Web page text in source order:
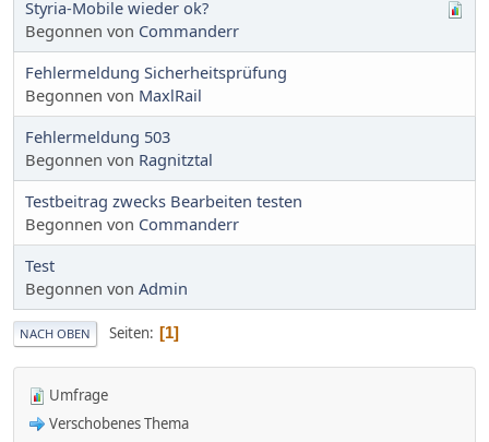
Styria-Mobile wieder ok?
Begonnen von Commanderr
Fehlermeldung Sicherheitsprüfung
Begonnen von MaxlRail
Fehlermeldung 503
Begonnen von Ragnitztal
Testbeitrag zwecks Bearbeiten testen
Begonnen von Commanderr
Test
Begonnen von Admin
NACH OBEN Seiten 1
Umfrage
Verschobenes Thema